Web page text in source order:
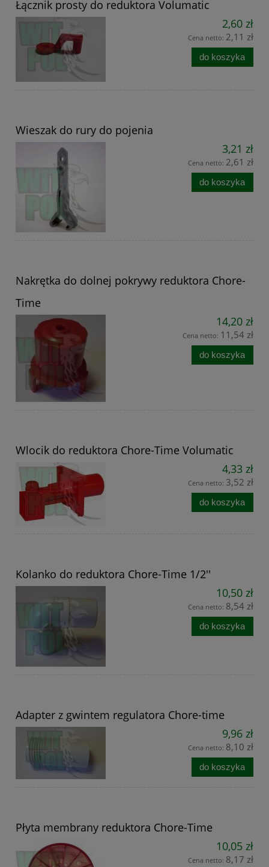
Łącznik prosty do reduktora Volumatic
2,60 zł
Cena netto: 2,11 zł
do koszyka
Wieszak do rury do pojenia
3,21 zł
Cena netto: 2,61 zł
do koszyka
Nakrętka do dolnej pokrywy reduktora Chore-
Time
14,20 zł
Cena netto: 11,54 zł
do koszyka
Wlocik do reduktora Chore-Time Volumatic
4,33 zł
Cena netto: 3,52 zł
do koszyka
Kolanko do reduktora Chore-Time 1/2''
10,50 zł
Cena netto: 8,54 zł
do koszyka
Adapter z gwintem regulatora Chore-time
9,96 zł
Cena netto: 8,10 zł
do koszyka
Płyta membrany reduktora Chore-Time
10,05 zł
Cena netto: 8,17 zł